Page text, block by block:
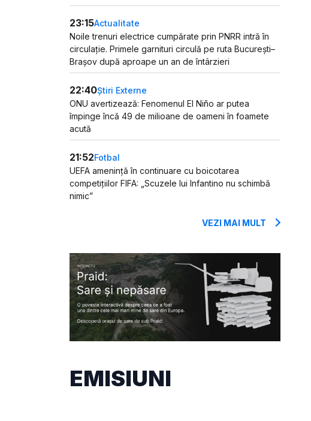
23:15Actualitate
Noile trenuri electrice cumpărate prin PNRR intră în
circulație. Primele garnituri circulă pe ruta București–
Brașov după aproape un an de întârzieri
22:40Știri Externe
ONU avertizează: Fenomenul El Niño ar putea
împinge încă 49 de milioane de oameni în foamete
acută
21:52Fotbal
UEFA amenință în continuare cu boicotarea
competițiilor FIFA: „Scuzele lui Infantino nu schimbă
nimic”
VEZI MAI MULT
EMISIUNI